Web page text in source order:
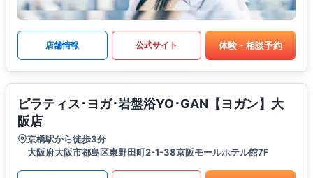
店舗情報 公式サイト 体験・相談予約
ピラティス･ヨガ･岩盤浴YO･GAN【ヨガン】大
阪店
京橋駅から徒歩3分
大阪府大阪市都島区東野田町2-1-38京阪モールホテル館7F